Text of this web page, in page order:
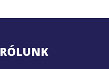
RÓLUNK